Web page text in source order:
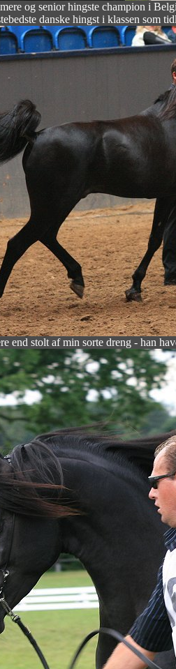
og senior hingste champion i
danske hingst i klassen som
end stolt af min sorte dreng - han